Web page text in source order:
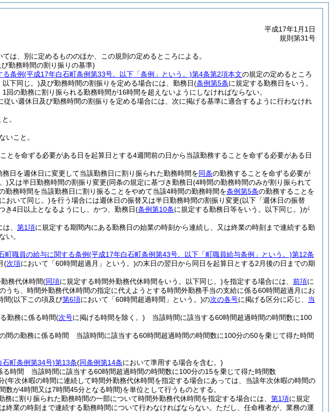
平成17年1月1日
規則第31号
は、別に定めるもののほか、この規則の定めるところによる。
勤務時間の割り振りの基準)
る条例(平成17年白石町条例第33号。以下「条例」という。)第4条第2項本文の規定の定めるところ
以下同じ。)及び勤務時間の割振りを定める場合には、勤務日(条例第5条に規定する勤務日をいう。
回の勤務に割り振られる勤務時間が16時間を超えないようにしなければならない。
従い週休日及び勤務時間の割振りを定める場合には、次に掲げる基準に適合するように行わなけれ
。
いこと。
とを命ずる必要がある日を起算日とする4週間前の日から当該勤務することを命ずる必要がある日
日を週休日に変更して当該勤務日に割り振られた勤務時間を同条の勤務することを命ずる必要が
)又は半日勤務時間の割振り変更(同条の規定に基づき勤務日(4時間の勤務時間のみが割り振られて
勤務時間を当該勤務日に割り振ることをやめて当該4時間の勤務時間を条例第5条の勤務することを
おいて同じ。)を行う場合には週休日の振替又は半日勤務時間の割振り変更(以下「週休日の振替
き4日以上となるようにし、かつ、勤務日(条例第10条に規定する勤務日等をいう。以下同じ。)が
、 第1項に規定する期間内にある勤務日の始業の時刻から連続し、又は終業の時刻まで連続する勤
い。
町職員の給与に関する条例(平成17年白石町条例第43号。以下「町職員給与条例」という。)第12条
(次項において「60時間超過月」という。)の末日の翌日から同日を起算日とする2月後の日までの期
務代休時間(同項に規定する時間外勤務代休時間をいう。以下同じ。)を指定する場合には、 前項に
うち、時間外勤務代休時間の指定に代えようとする時間外勤務手当の支給に係る60時間超過月にお
間(以下この項及び第6項において「60時間超過時間」という。)の次の各号に掲げる区分に応じ、 当
勤務に係る時間(次号に掲げる時間を除く。) 当該時間に該当する60時間超過時間の時間数に100
間の勤務に係る時間 当該時間に該当する60時間超過時間の時間数に100分の50を乗じて得た時間
石町条例第34号)第13条(同条例第14条において準用する場合を含む。)
る時間 当該時間に該当する60時間超過時間の時間数に100分の15を乗じて得た時間数
(年次休暇の時間に連続して時間外勤務代休時間を指定する場合にあっては、当該年次休暇の時間の
数が4時間又は7時間45分となる時間)を単位として行うものとする。
務に割り振られた勤務時間の一部について時間外勤務代休時間を指定する場合には、 第1項に規定
業の時刻まで連続する勤務時間について行わなければならない。 ただし、任命権者が、業務の運